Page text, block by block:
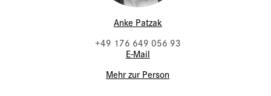
Anke Patzak
+49 176 649 056 93
E-Mail
Mehr zur Person